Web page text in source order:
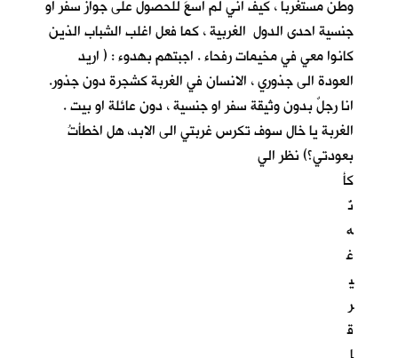
وطن مستغربا ، كيف اني لم اسعَ للحصول على جواز سفر او
جنسية احدى الدول الغربية ، كما فعل اغلب الشباب الذين
كانوا معي في مخيمات رفحاء . اجبتهم بهدوء : ( اريد
العودة الى جذوري ، الانسان في الغربة كشجرة دون جذور.
انا رجلٌ بدون وثيقة سفر او جنسية ، دون عائلة او بيت .
الغربة يا خال سوف تكرس غربتي الى الابد، هل اخطأتُ
بعودتي؟) نظر الي
كأ
نّ
ه
غ
ي
ر
ق